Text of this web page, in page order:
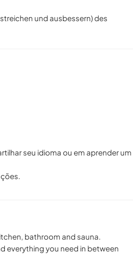
und ausbessern) des
seu idioma ou em aprender um
bathroom and sauna.
everything you need in between